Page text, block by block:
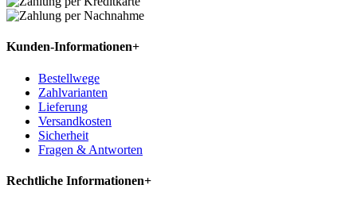
Kunden-Informationen+
Bestellwege
Zahlvarianten
Lieferung
Versandkosten
Sicherheit
Fragen & Antworten
Rechtliche Informationen+